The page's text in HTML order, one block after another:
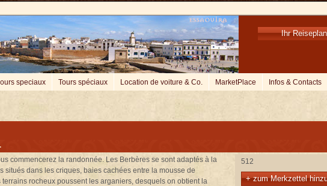
Ihr
speciaux Tours spéciaux Location de voiture & Co. MarketPlace Infos & Contacts
commencerez la randonnée. Les Berbères se sont adaptés à la
dans les criques, baies cachées entre la mousse de
rocheux poussent les arganiers, desquels on obtient la
512
+ zum Merkzettel